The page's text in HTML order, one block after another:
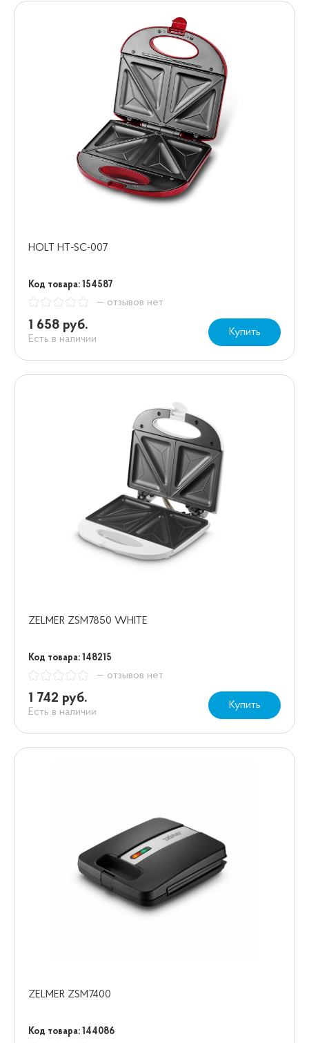
HOLT HT-SC-007
Код товара: 154587
— отзывов нет
1 658 руб.
Есть в наличии
Купить
ZELMER ZSM7850 WHITE
Код товара: 148215
— отзывов нет
1 742 руб.
Есть в наличии
Купить
ZELMER ZSM7400
Код товара: 144086